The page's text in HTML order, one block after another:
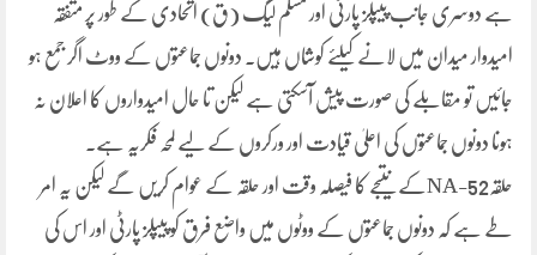
ہے دوسری جانب پیپلز پارٹی اور مسلم لیگ (ق) اتحادی کے طور پر متفقہ
امیدوار میدان میں لانے کیلئے کوشاں ہیں۔ دونوں جماعتوں کے ووٹ اگر جمع ہو
جائیں تو مقابلے کی صورت پیش آسکتی ہے لیکن تا حال امیدواروں کا اعلان نہ
ہونا دونوں جماعتوں کی اعلیٰ قیادت اور ورکروں کے لیے لمحہ فکریہ ہے۔
حلقہNA-52کے نتیجے کا فیصلہ وقت اور حلقہ کے عوام کریں گے لیکن یہ امر
طے ہے کہ دونوں جماعتوں کے ووٹوں میں واضع فرق کو پیپلز پارٹی اور اس کی